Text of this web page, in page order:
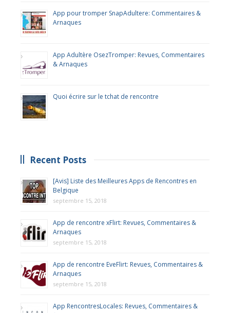
App pour tromper SnapAdultere: Commentaires &
Arnaques
App Adultère OsezTromper: Revues, Commentaires
& Arnaques
Quoi écrire sur le tchat de rencontre
Recent Posts
[Avis] Liste des Meilleures Apps de Rencontres en
Belgique
septembre 15, 2018
App de rencontre xFlirt: Revues, Commentaires &
Arnaques
septembre 15, 2018
App de rencontre EveFlirt: Revues, Commentaires &
Arnaques
septembre 15, 2018
App RencontresLocales: Revues, Commentaires &